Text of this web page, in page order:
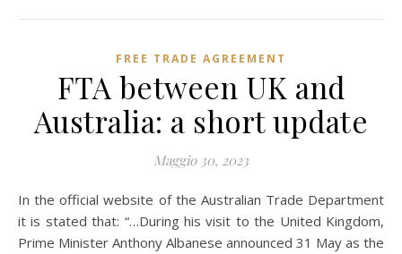
FREE TRADE AGREEMENT
FTA between UK and
Australia: a short update
Maggio 30, 2023
In the official website of the Australian Trade Department
it is stated that: “…During his visit to the United Kingdom,
Prime Minister Anthony Albanese announced 31 May as the